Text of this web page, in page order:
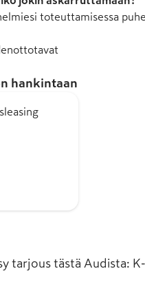
toteuttamisessa
hankintaan
tarjous tästä Audista: